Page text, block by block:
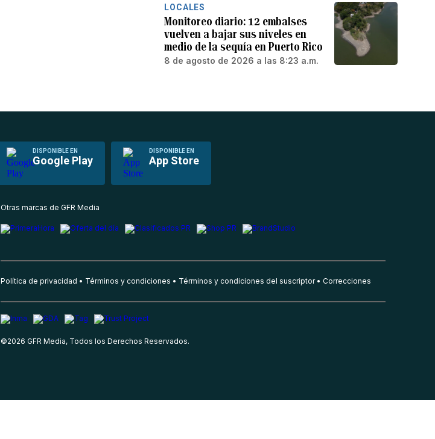
LOCALES
Monitoreo diario: 12 embalses
vuelven a bajar sus niveles en
medio de la sequía en Puerto Rico
8 de agosto de 2026 a las 8:23 a.m.
DISPONIBLE EN
Google Play
DISPONIBLE EN
App Store
Otras marcas de GFR Media
Política de privacidad Términos y condiciones Términos y condiciones del suscriptor Correcciones
©2026 GFR Media, Todos los Derechos Reservados.